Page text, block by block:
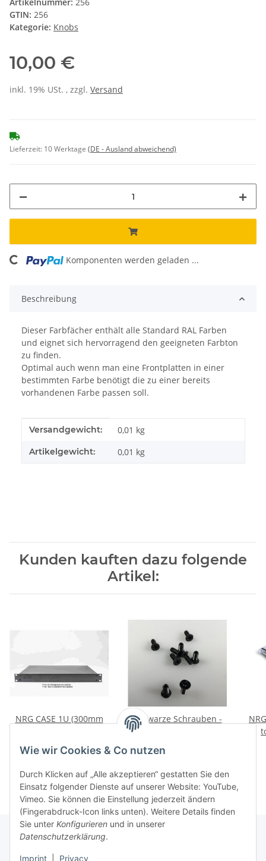
Wie wir Cookies & Co nutzen
Durch Klicken auf „Alle akzeptieren“ gestatten Sie den
Einsatz folgender Dienste auf unserer Website: YouTube,
Vimeo. Sie können die Einstellung jederzeit ändern
(Fingerabdruck-Icon links unten). Weitere Details finden
Sie unter Konfigurieren und in unserer
Datenschutzerklärung.
Imprint Privacy
GTIN: 256
Kategorie: Knobs
10,00 €
inkl. 19% USt. , zzgl. Versand
Lieferzeit: 10 Werktage (DE - Ausland abweichend)
Loading... Komponenten werden geladen ...
Beschreibung
Dieser Farbfächer enthält alle Standard RAL Farben
und eignet sich hervorragend den geeigneten Farbton
zu finden.
Optimal auch wenn man eine Frontplatten in einer
bestimmten Farbe benötigt die zu einer bereits
vorhandenen Farbe passen soll.
Produkteigenschaft
Wert
Versandgewicht: 0,01 kg
Artikelgewicht: 0,01 kg
Kunden kauften dazu folgende
Artikel:
NRG CASE 1U (300mm
69,81 €
Schwarze Schrauben -
Kreuzschlitz Senkkopf